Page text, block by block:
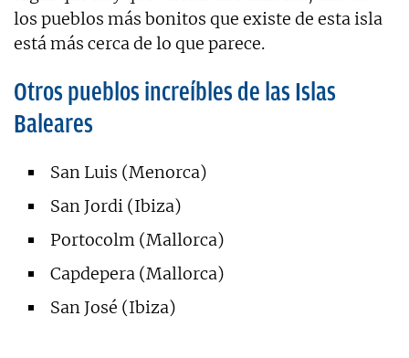
los pueblos más bonitos que existe de esta isla
está más cerca de lo que parece.
Otros pueblos increíbles de las Islas
Baleares
San Luis (Menorca)
San Jordi (Ibiza)
Portocolm (Mallorca)
Capdepera (Mallorca)
San José (Ibiza)